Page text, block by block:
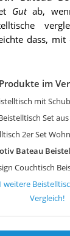
Gutab,
dass,
Produkte im
Set
Bateau
LIFA
Kare
Rivet
Rivet
Tosel
Felis
weitere
Vergleich!